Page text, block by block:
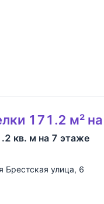
171.2 м²
кв. м на 7 этаже
Брестская улица, 6